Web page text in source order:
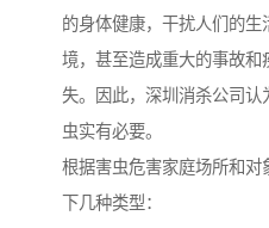
的身体健康，干扰人们的
境，甚至造成重大的事故和
失。因此，深圳消杀公司
虫实有必要。
根据害虫危害家庭场所和
下几种类型：